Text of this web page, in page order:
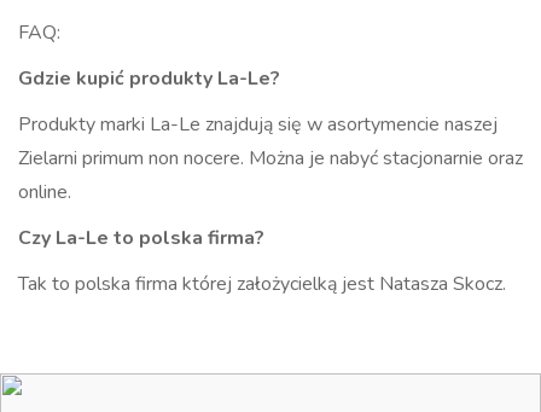
FAQ:
Gdzie kupić produkty La-Le?
Produkty marki La-Le znajdują się w asortymencie naszej
Zielarni primum non nocere. Można je nabyć stacjonarnie oraz
online.
Czy La-Le to polska firma?
Tak to polska firma której założycielką jest Natasza Skocz.